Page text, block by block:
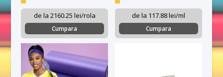
de la 2160.25 lei/rola
Cumpara
de la 117.88 lei/ml
Cumpara